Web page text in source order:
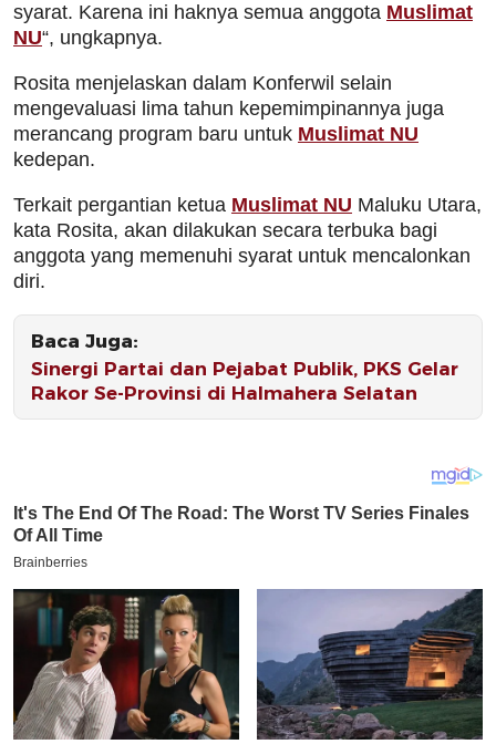
syarat. Karena ini haknya semua anggota Muslimat
NU“, ungkapnya.
Rosita menjelaskan dalam Konferwil selain
mengevaluasi lima tahun kepemimpinannya juga
merancang program baru untuk Muslimat NU
kedepan.
Terkait pergantian ketua Muslimat NU Maluku Utara,
kata Rosita, akan dilakukan secara terbuka bagi
anggota yang memenuhi syarat untuk mencalonkan
diri.
Baca Juga:
Sinergi Partai dan Pejabat Publik, PKS Gelar
Rakor Se-Provinsi di Halmahera Selatan